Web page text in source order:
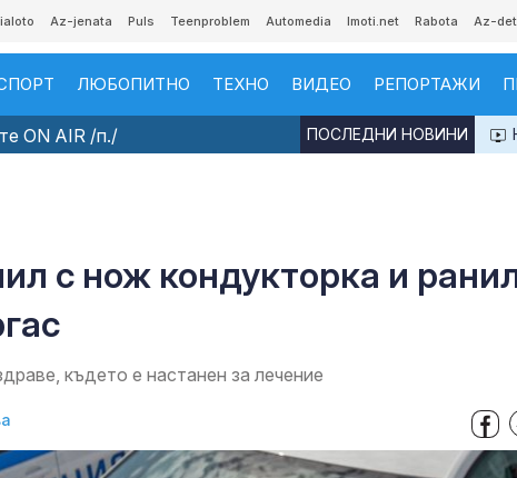
Az-jenata Puls Teenproblem Automedia Imoti.net Rabota Az-
ЛЮБОПИТНО ТЕХНО ВИДЕО РЕПОРТАЖИ
ON AIR /п./ ПОСЛЕДНИ НОВИНИ
с нож кондукторка и
където е настанен за лечение